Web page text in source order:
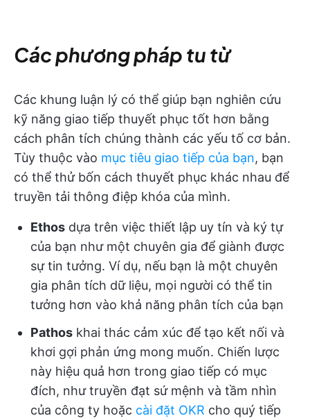
Các phương pháp tu từ
Các khung luận lý có thể giúp bạn nghiên cứu
kỹ năng giao tiếp thuyết phục tốt hơn bằng
cách phân tích chúng thành các yếu tố cơ bản.
Tùy thuộc vào mục tiêu giao tiếp của bạn, bạn
có thể thử bốn cách thuyết phục khác nhau để
truyền tải thông điệp khóa của mình.
Ethos dựa trên việc thiết lập uy tín và ký tự
của bạn như một chuyên gia để giành được
sự tin tưởng. Ví dụ, nếu bạn là một chuyên
gia phân tích dữ liệu, mọi người có thể tin
tưởng hơn vào khả năng phân tích của bạn
Pathos khai thác cảm xúc để tạo kết nối và
khơi gợi phản ứng mong muốn. Chiến lược
này hiệu quả hơn trong giao tiếp có mục
đích, như truyền đạt sứ mệnh và tầm nhìn
của công ty hoặc cài đặt OKR cho quý tiếp